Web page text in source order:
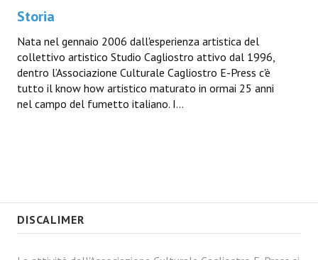
Storia
Nata nel gennaio 2006 dall'esperienza artistica del
collettivo artistico Studio Cagliostro attivo dal 1996,
dentro l’Associazione Culturale Cagliostro E-Press c'è
tutto il know how artistico maturato in ormai 25 anni
nel campo del fumetto italiano. I...
DISCALIMER